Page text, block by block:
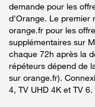
demande pour les
d'Orange. Le premier
orange.fr pour les
supplémentaires sur
chaque 72h après la
répéteurs dépend de
sur orange.fr).
4, TV UHD 4K et TV 6.